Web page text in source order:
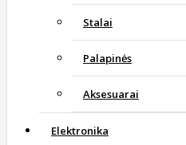
Stalai
Palapinės
Aksesuarai
Elektronika